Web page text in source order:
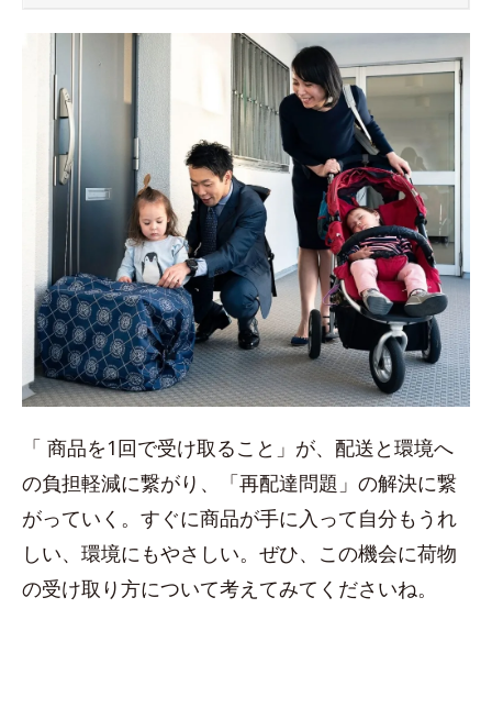
「 商品を1回で受け取ること」が、配送と環境へ
の負担軽減に繋がり、「再配達問題」の解決に繋
がっていく。すぐに商品が手に入って自分もうれ
しい、環境にもやさしい。ぜひ、この機会に荷物
の受け取り方について考えてみてくださいね。